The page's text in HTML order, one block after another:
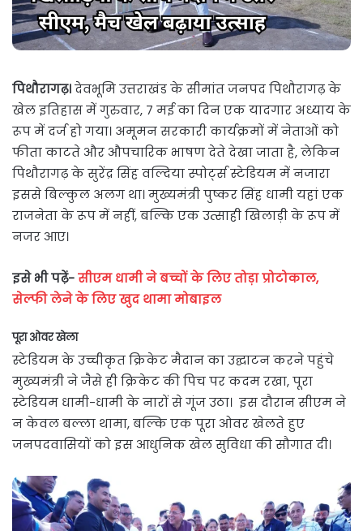
पिथौरागढ़।देवभूमि उत्तराखंड के सीमांत जनपद पिथौरागढ़ के
खेल इतिहास में गुरुवार, 7 मई का दिन एक यादगार अध्याय के
रूप में दर्ज हो गया। अमूमन सरकारी कार्यक्रमों में नेताओं को
फीता काटते और औपचारिक भाषण देते देखा जाता है, लेकिन
पिथौरागढ़ के सुरेंद्र सिंह वल्दिया स्पोर्ट्स स्टेडियम में नजारा
इससे बिल्कुल अलग था। मुख्यमंत्री पुष्कर सिंह धामी यहां एक
राजनेता के रूप में नहीं, बल्कि एक उत्साही खिलाड़ी के रूप में
नजर आए।
इसे भी पढ़ें-सीएम धामी ने बच्चों के लिए तोड़ा प्रोटोकाल,
सेल्फी लेने के लिए खुद थामा मोबाइल
पूरा ओवर खेला
स्टेडियम के उच्चीकृत क्रिकेट मैदान का उद्घाटन करने पहुंचे
मुख्यमंत्री ने जैसे ही क्रिकेट की पिच पर कदम रखा, पूरा
स्टेडियम धामी-धामी के नारों से गूंज उठा। इस दौरान सीएम ने
न केवल बल्ला थामा, बल्कि एक पूरा ओवर खेलते हुए
जनपदवासियों को इस आधुनिक खेल सुविधा की सौगात दी।